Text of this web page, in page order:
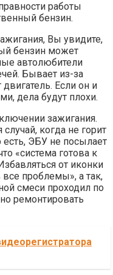
работы
бензин.
Вы увидите,
бензин может
автолюбители
Бывает из-за
двигатель. Если он и
дела будут плохи.
зажигания.
когда не горит
есть, ЭБУ не посылает
«система готова к
от иконки
проблемы», а так,
смеси проходил по
ремонтировать